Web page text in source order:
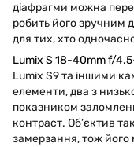
діафрагми можна
робить його зручним
для тих, хто
Lumix S 18-40mm f/
Lumix S9 та іншими
елементи, два з
показником
контраст. Об’єктив
замерзання, тож його